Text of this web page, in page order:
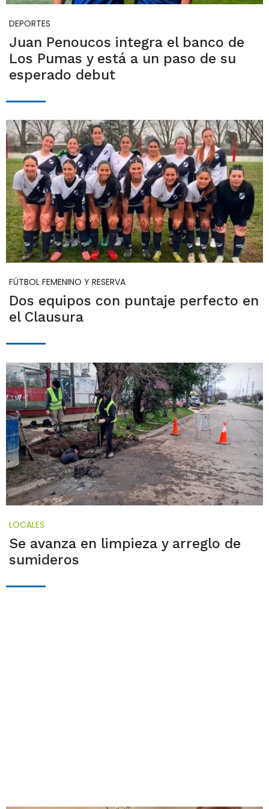
DEPORTES
Juan Penoucos integra el banco de
Los Pumas y está a un paso de su
esperado debut
FÚTBOL FEMENINO Y RESERVA
Dos equipos con puntaje perfecto en
el Clausura
LOCALES
Se avanza en limpieza y arreglo de
sumideros